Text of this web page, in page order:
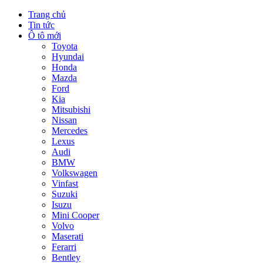
Trang chủ
Tin tức
Ô tô mới
Toyota
Hyundai
Honda
Mazda
Ford
Kia
Mitsubishi
Nissan
Mercedes
Lexus
Audi
BMW
Volkswagen
Vinfast
Suzuki
Isuzu
Mini Cooper
Volvo
Maserati
Ferarri
Bentley